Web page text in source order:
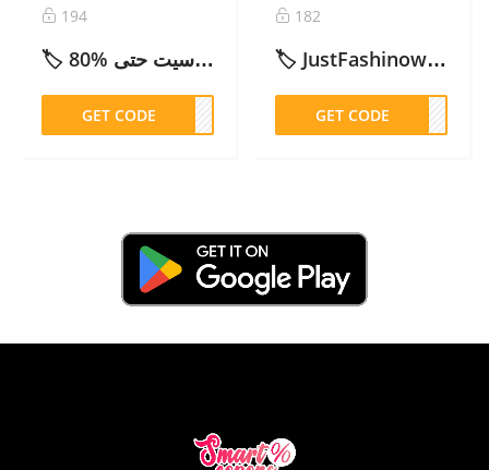
194
🏷️ كود خصم فوغا كلوسيت حتى %80 (PLN) – 2026
GET CODE
182
🏷️ JustFashinowNow promo code – 2026
GET CODEFF15